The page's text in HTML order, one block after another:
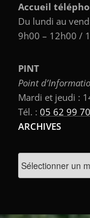
Accueil
Du lundi au
9h00 – 12h00 /
PINT
Point
Mardi et jeudi :
Tél. : 05 62 99
ARCHIVES
Archives